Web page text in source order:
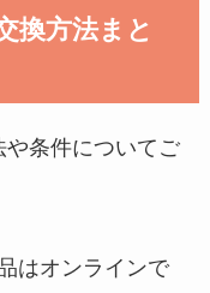
換方法まと
条件についてご
はオンラインで